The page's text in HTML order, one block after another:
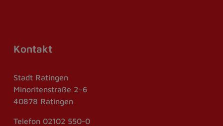
Kontakt
Stadt Ratingen
Minoritenstraße 2–6
40878 Ratingen
Telefon 02102 550-0